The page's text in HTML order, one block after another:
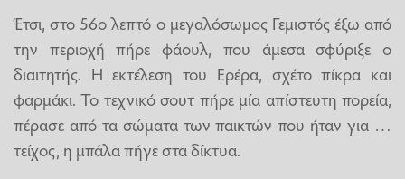
Έτσι, στο 56ο λεπτό ο μεγαλόσωμος Γεμιστός έξω από
την περιοχή πήρε φάουλ, που άμεσα σφύριξε ο
διαιτητής. Η εκτέλεση του Ερέρα, σχέτο πίκρα και
φαρμάκι. Το τεχνικό σουτ πήρε μία απίστευτη πορεία,
πέρασε από τα σώματα των παικτών που ήταν για …
τείχος, η μπάλα πήγε στα δίκτυα.